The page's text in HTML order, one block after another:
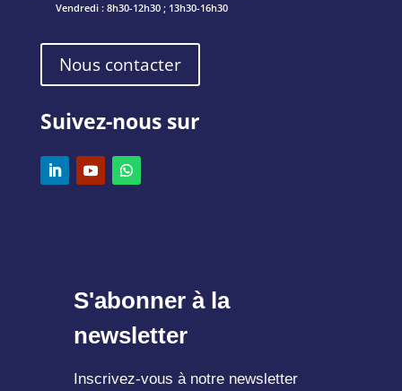
Vendredi : 8h30-12h30 ; 13h30-16h30
Nous contacter
Suivez-nous sur
S'abonner à la
newsletter
Inscrivez-vous à notre newsletter